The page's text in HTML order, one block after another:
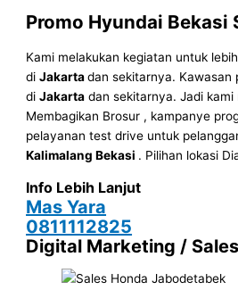
Promo Hyundai Bekasi
Kami melakukan kegiatan untuk
diJakartadan sekitarnya. Kawasan
diJakarta dan sekitarnya. Jadi kami
Membagikan Brosur , kampanye
pelayanan test drive untuk
Kalimalang Bekasi . Pilihan lokasi
Info Lebih Lanjut
Mas Yara
0811112825
Digital Marketing /